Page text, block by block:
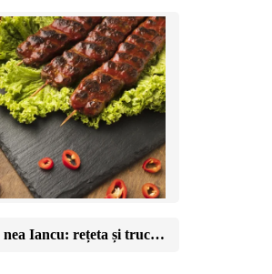
Mici de casă ca la nea Iancu: rețeta și trucul amestecului perfect